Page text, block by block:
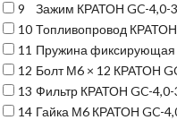
9
Зажим КРАТОН GC-4,0-
10 Топливопровод
11 Пружина
12 Болт М6 × 12 КРАТОН
13 Фильтр КРАТОН GC-
14 Гайка М6 КРАТОН GC-